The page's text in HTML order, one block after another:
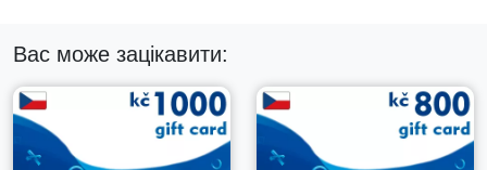
Необхідний чеський обліковий
запис PSN
Важливо:
цю подарункову картку PlayStation можна
використовувати лише на облікових записах,
Вас може зацікавити: